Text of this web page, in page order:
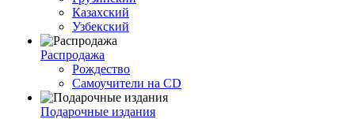
Казахский
Узбекский
Распродажа
Рождество
Самоучители на CD
Подарочные издания